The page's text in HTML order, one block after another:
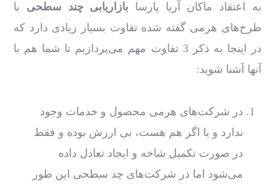
به اعتقاد ماکان آریا پارسا بازاریابی چند سطحی با
طرح‌های هرمی گفته شده تفاوت بسیار زیادی دارد که
در اینجا به ذکر 3 تفاوت‌ مهم می‌پردازیم تا شما هم با
آنها آشنا شوید:
در شرکت‌های هرمی محصول و خدمات وجود
ندارد و یا اگر هم هست، بی ارزش بوده و فقط
در صورت تکمیل شاخه و ایجاد تعادل داده
می‌شود اما در شرکت‌های چد سطحی این طور